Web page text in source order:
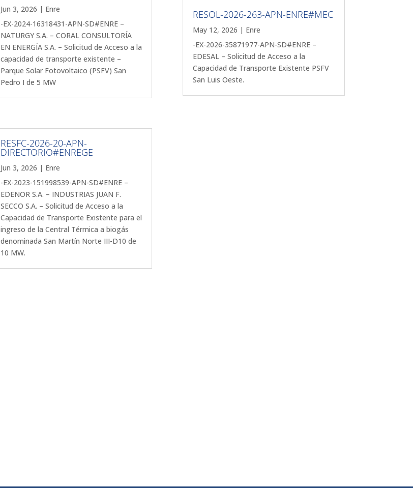
Jun 3, 2026 | Enre
-EX-2024-16318431-APN-SD#ENRE –
NATURGY S.A. – CORAL CONSULTORÍA
EN ENERGÍA S.A. – Solicitud de Acceso a la
capacidad de transporte existente –
Parque Solar Fotovoltaico (PSFV) San
Pedro I de 5 MW
RESFC-2026-20-APN-
DIRECTORIO#ENREGE
Jun 3, 2026 | Enre
-EX-2023-151998539-APN-SD#ENRE –
EDENOR S.A. – INDUSTRIAS JUAN F.
SECCO S.A. – Solicitud de Acceso a la
Capacidad de Transporte Existente para el
ingreso de la Central Térmica a biogás
denominada San Martín Norte III-D10 de
10 MW.
RESOL-2026-263-APN-ENRE#MEC
May 12, 2026 | Enre
-EX-2026-35871977-APN-SD#ENRE –
EDESAL – Solicitud de Acceso a la
Capacidad de Transporte Existente PSFV
San Luis Oeste.